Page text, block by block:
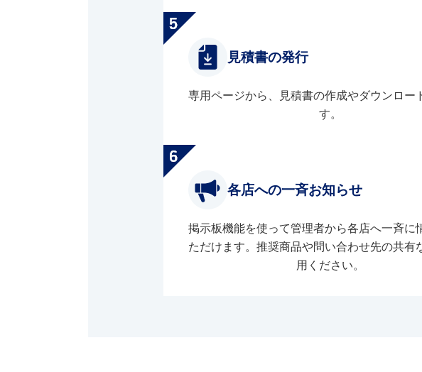
見積書の発行
専用ページから、見積書の作成やダウンロー
す。
各店への一斉お知らせ
掲示板機能を使って管理者から各店へ一斉に
ただけます。推奨商品や問い合わせ先の共有
用ください。